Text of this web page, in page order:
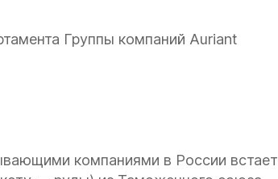
Группы компаний Auriant
компаниями в России встает